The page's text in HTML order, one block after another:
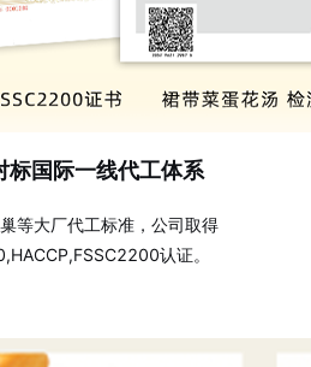
标国际一线代工体系
等大厂代工标准，公司取得
认证。